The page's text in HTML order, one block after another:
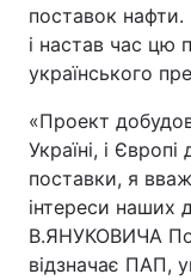
поставок
і настав час цю
українського
«Проект
Україні, і
поставки, я
інтереси наших
В.ЯНУКОВИЧА
відзначає ПАП,